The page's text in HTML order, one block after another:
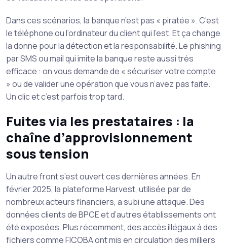
Dans ces scénarios, la banque n’est pas « piratée ». C’est
le téléphone ou l’ordinateur du client qui l’est. Et ça change
la donne pour la détection et la responsabilité. Le phishing
par SMS ou mail qui imite la banque reste aussi très
efficace : on vous demande de « sécuriser votre compte
» ou de valider une opération que vous n’avez pas faite.
Un clic et c’est parfois trop tard.
Fuites via les prestataires : la
chaîne d’approvisionnement
sous tension
Un autre front s’est ouvert ces dernières années. En
février 2025, la plateforme Harvest, utilisée par de
nombreux acteurs financiers, a subi une attaque. Des
données clients de BPCE et d’autres établissements ont
été exposées. Plus récemment, des accès illégaux à des
fichiers comme FICOBA ont mis en circulation des milliers